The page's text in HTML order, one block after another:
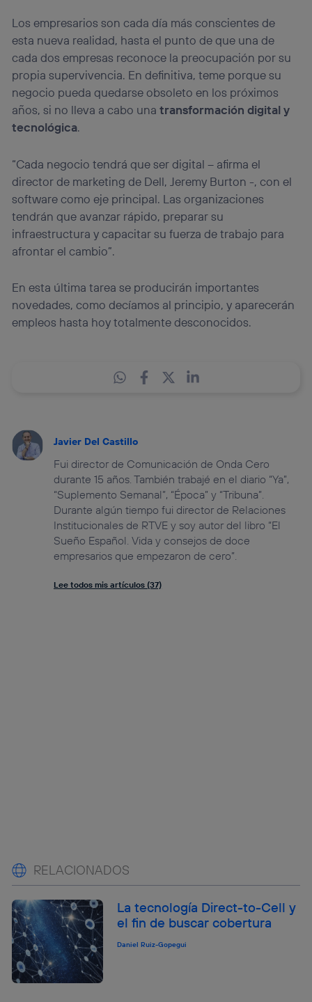
Los empresarios son cada día más conscientes de
esta nueva realidad, hasta el punto de que una de
cada dos empresas reconoce la preocupación por su
propia supervivencia. En definitiva, teme porque su
negocio pueda quedarse obsoleto en los próximos
años, si no lleva a cabo unatransformación digital y
tecnológica.
“Cada negocio tendrá que ser digital – afirma el
director de marketing de Dell, Jeremy Burton -, con el
software como eje principal. Las organizaciones
tendrán que avanzar rápido, preparar su
infraestructura y capacitar su fuerza de trabajo para
afrontar el cambio”.
En esta última tarea se producirán importantes
novedades, como decíamos al principio, y aparecerán
empleos hasta hoy totalmente desconocidos.
Javier Del Castillo
Fui director de Comunicación de Onda Cero
durante 15 años. También trabajé en el diario “Ya”,
“Suplemento Semanal”, “Época” y “Tribuna”.
Durante algún tiempo fui director de Relaciones
Institucionales de RTVE y soy autor del libro “El
Sueño Español. Vida y consejos de doce
empresarios que empezaron de cero”.
Lee todos mis artículos (37)
RELACIONADOS
La tecnología Direct-to-Cell y
el fin de buscar cobertura
Daniel Ruiz-Gopegui